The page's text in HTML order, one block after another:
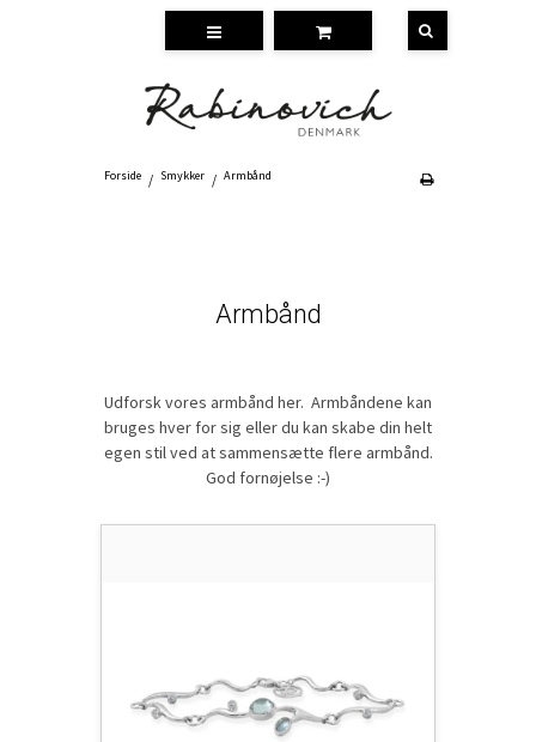
Forside / Smykker / Armbånd
Armbånd
Udforsk vores armbånd her. Armbåndene kan
bruges hver for sig eller du kan skabe din helt
egen stil ved at sammensætte flere armbånd.
God fornøjelse :-)